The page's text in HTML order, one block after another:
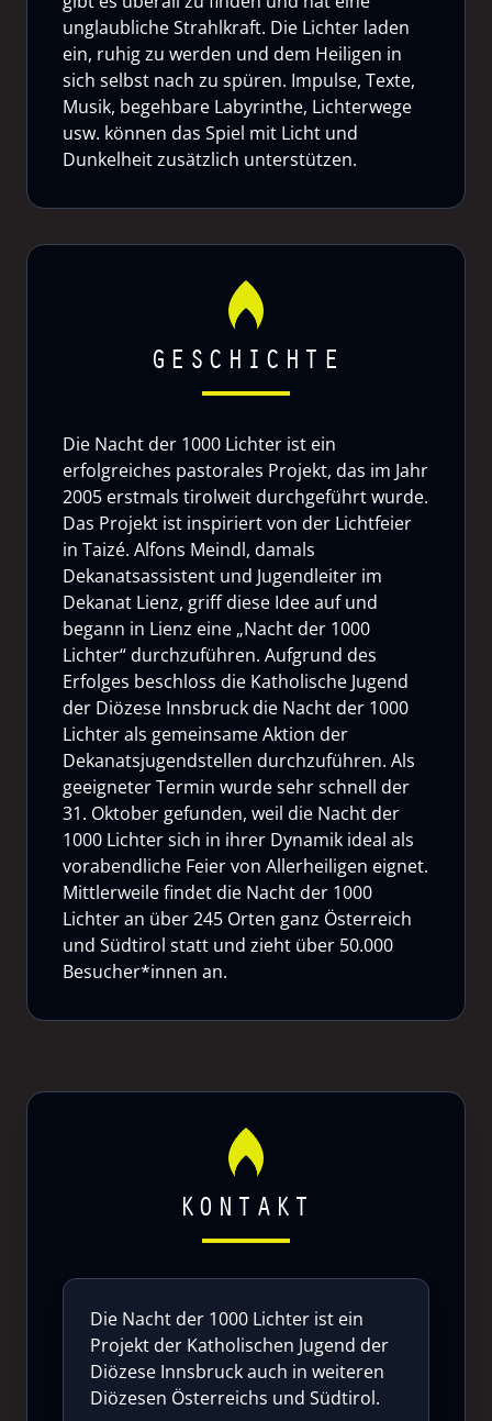
unglaubliche Strahlkraft. Die Lichter laden
ein, ruhig zu werden und dem Heiligen in
sich selbst nach zu spüren. Impulse, Texte,
Musik, begehbare Labyrinthe, Lichterwege
usw. können das Spiel mit Licht und
Dunkelheit zusätzlich unterstützen.
GESCHICHTE
Die Nacht der 1000 Lichter ist ein
erfolgreiches pastorales Projekt, das im Jahr
2005 erstmals tirolweit durchgeführt wurde.
Das Projekt ist inspiriert von der Lichtfeier
in Taizé. Alfons Meindl, damals
Dekanatsassistent und Jugendleiter im
Dekanat Lienz, griff diese Idee auf und
begann in Lienz eine „Nacht der 1000
Lichter“ durchzuführen. Aufgrund des
Erfolges beschloss die Katholische Jugend
der Diözese Innsbruck die Nacht der 1000
Lichter als gemeinsame Aktion der
Dekanatsjugendstellen durchzuführen. Als
geeigneter Termin wurde sehr schnell der
31. Oktober gefunden, weil die Nacht der
1000 Lichter sich in ihrer Dynamik ideal als
vorabendliche Feier von Allerheiligen eignet.
Mittlerweile findet die Nacht der 1000
Lichter an über 245 Orten ganz Österreich
und Südtirol statt und zieht über 50.000
Besucher*innen an.
KONTAKT
Die Nacht der 1000 Lichter ist ein
Projekt der Katholischen Jugend der
Diözese Innsbruck auch in weiteren
Diözesen Österreichs und Südtirol.